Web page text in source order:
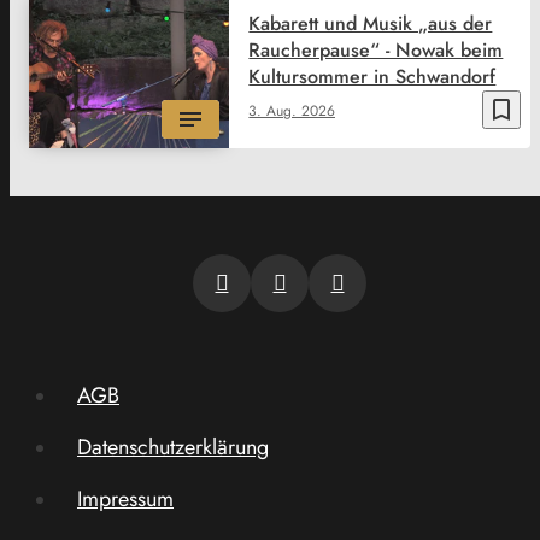
bookmark_border
3. Aug. 2026
Kabarett und Musik „aus der
Raucherpause“ - Nowak beim
Kultursommer in Schwandorf
AGB
Datenschutzerklärung
Impressum